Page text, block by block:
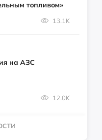
топливом»
13.1K
на АЗС
12.0K